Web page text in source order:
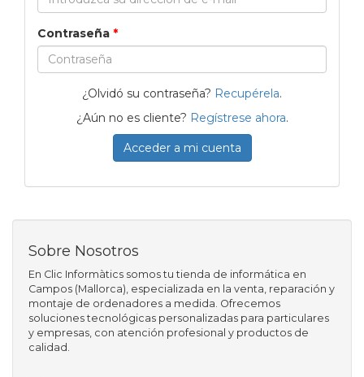
Contraseña *
¿Olvidó su contraseña? Recupérela.
¿Aún no es cliente? Regístrese ahora.
Acceder a mi cuenta
Sobre Nosotros
En Clic Informàtics somos tu tienda de informática en
Campos (Mallorca), especializada en la venta, reparación y
montaje de ordenadores a medida. Ofrecemos
soluciones tecnológicas personalizadas para particulares
y empresas, con atención profesional y productos de
calidad.